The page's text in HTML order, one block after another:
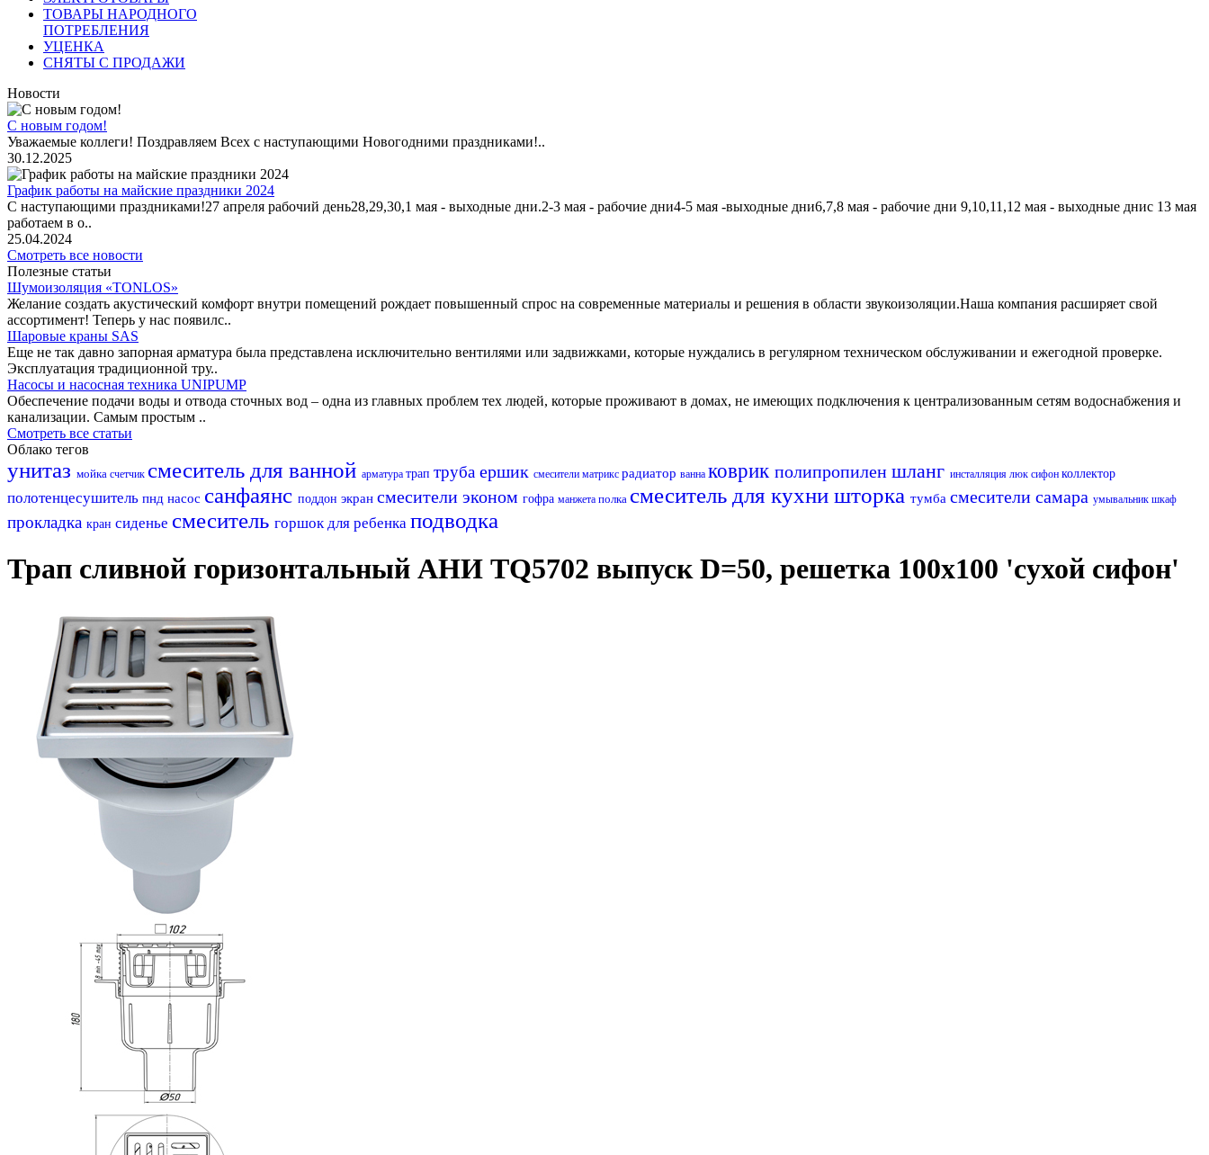
ТОВАРЫ НАРОДНОГО
ПОТРЕБЛЕНИЯ
УЦЕНКА
СНЯТЫ С ПРОДАЖИ
Новости
С новым годом!
Уважаемые коллеги! Поздравляем Всех с наступающими Новогодними праздниками!..
30.12.2025
График работы на майские праздники 2024
С наступающими праздниками!27 апреля рабочий день28,29,30,1 мая - выходные дни.2-3 мая - рабочие дни4-5 мая -выходные дни6,7,8 мая - рабочие дни 9,10,11,12 мая - выходные днис 13 мая
работаем в о..
25.04.2024
Смотреть все новости
Полезные статьи
Шумоизоляция «TONLOS»
Желание создать акустический комфорт внутри помещений рождает повышенный спрос на современные материалы и решения в области звукоизоляции.Наша компания расширяет свой
ассортимент! Теперь у нас появилс..
Шаровые краны SAS
Еще не так давно запорная арматура была представлена исключительно вентилями или задвижками, которые нуждались в регулярном техническом обслуживании и ежегодной проверке.
Эксплуатация традиционной тру..
Насосы и насосная техника UNIPUMP
Обеспечение подачи воды и отвода сточных вод – одна из главных проблем тех людей, которые проживают в домах, не имеющих подключения к централизованным сетям водоснабжения и
канализации. Самым простым ..
Смотреть все статьи
Облако тегов
унитаз мойка счетчик смеситель для ванной арматура трап труба ершик смесители матрикс радиатор ванна коврик полипропилен шланг инсталляция люк сифон коллектор
полотенцесушитель пнд насос санфаянс поддон экран смесители эконом гофра манжета полка смеситель для кухни шторка тумба смесители самара умывальник шкаф
прокладка кран сиденье смеситель горшок для ребенка подводка
Трап сливной горизонтальный АНИ TQ5702 выпуск D=50, решетка 100х100 'сухой сифон'